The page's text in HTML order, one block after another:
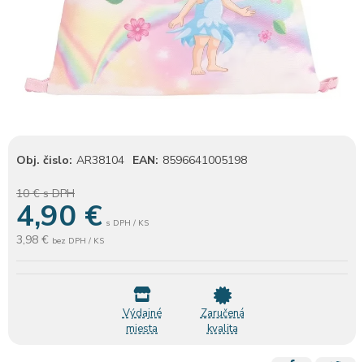
Obj. čislo: AR38104 EAN: 8596641005198
10 €s DPH
4,90 € s DPH / KS
3,98 € bez DPH / KS
Výdajné
miesta
Zaručená
kvalita